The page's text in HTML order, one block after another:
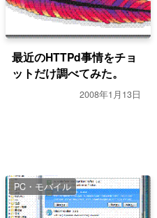
最近のHTTPd事情をチョ
ットだけ調べてみた。
2008年1月13日
PC・モバイル